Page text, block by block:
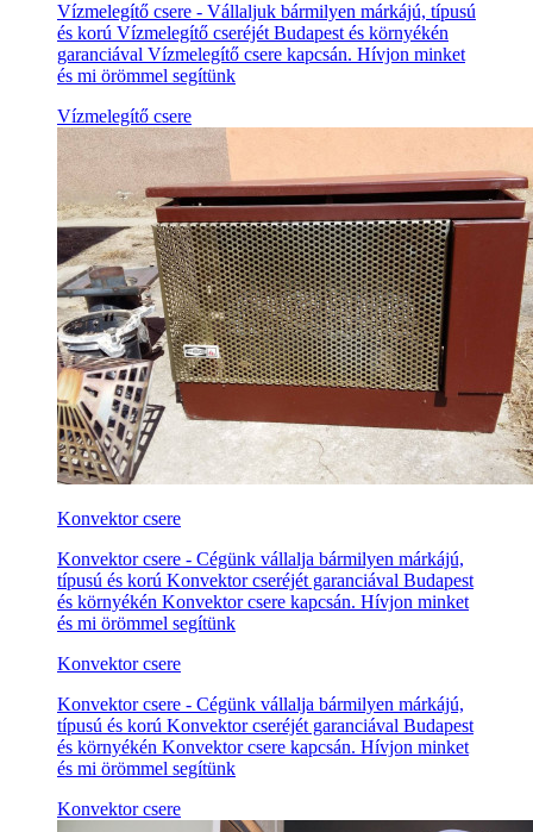
Vízmelegítő csere - Vállaljuk bármilyen márkájú, típusú
és korú Vízmelegítő cseréjét Budapest és környékén
garanciával Vízmelegítő csere kapcsán. Hívjon minket
és mi örömmel segítünk
Vízmelegítő csere
Konvektor csere
Konvektor csere - Cégünk vállalja bármilyen márkájú,
típusú és korú Konvektor cseréjét garanciával Budapest
és környékén Konvektor csere kapcsán. Hívjon minket
és mi örömmel segítünk
Konvektor csere
Konvektor csere - Cégünk vállalja bármilyen márkájú,
típusú és korú Konvektor cseréjét garanciával Budapest
és környékén Konvektor csere kapcsán. Hívjon minket
és mi örömmel segítünk
Konvektor csere